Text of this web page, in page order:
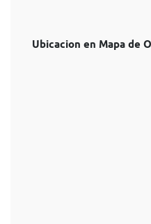
Ubicacion en Mapa de